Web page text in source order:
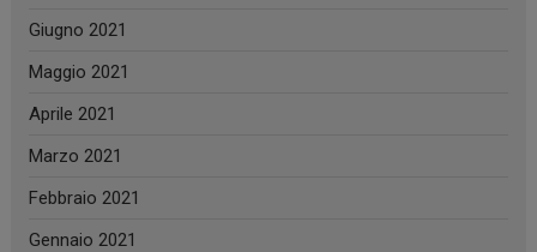
Giugno 2021
Maggio 2021
Aprile 2021
Marzo 2021
Febbraio 2021
Gennaio 2021